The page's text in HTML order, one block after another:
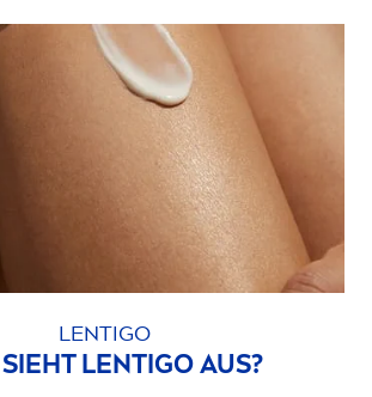
LENTIGO
LENTIGO AUS?